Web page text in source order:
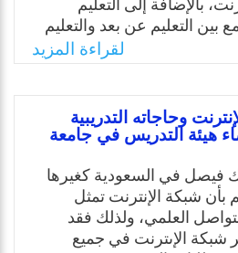
بالإضافة إلى التعليم
بين التعليم عن بعد والتعليم
تسليط الضوء على أهمية
في دعم عملية التعلم
واستخدام نتائج البحث في
لتأسيس ما يسمى بالجامعة
Email
لقراءة المزيد
وحاجاته التدريبية
هيئة التدريس في جامعة
فيصل في السعودية كغيرها
بأن شبكة الإنترنت تمثل
العلمي، ولذلك فقد
شبكة الإىترنت في جميع